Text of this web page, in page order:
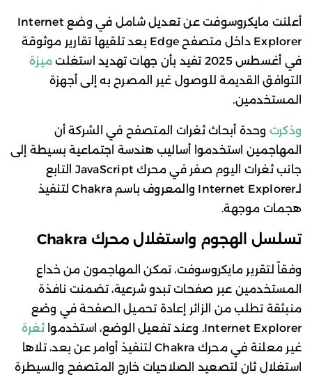
أعلنت مايكروسوفت عن تعديل شامل في وضع Internet
Explorer داخل متصفح Edge بعد تلقيها تقارير موثوقة
في أغسطس 2025 تفيد بأن جهات تهديد استغلت
ميزة
التوافق القديمة للوصول غير المصرح به إلى أجهزة
المستخدمين.
وذكرت وحدة أبحاث ثغرات المتصفح في الشركة أن
المهاجمين استخدموا أساليب هندسة اجتماعية بسيطة إلى
جانب ثغرات اليوم صفر في محرك JavaScript التابع
لـInternet Explorer والمعروف باسم Chakra لتنفيذ
هجمات موجهة.
تسلسل الهجوم واستغلال محرك Chakra
وفقاً لتقرير مايكروسوفت، تمكن المهاجمون من خداع
المستخدمين عبر صفحات تبدو شرعية، تضمنت نافذة
منبثقة تطلب من الزائر إعادة تحميل الصفحة في وضع
Internet Explorer. وعند تفعيل الوضع، استخدموا
ثغرة
غير معلنة في محرك Chakra لتنفيذ أوامر عن بعد، تلاها
استغلال ثانٍ لتصعيد الصلاحيات خارج المتصفح والسيطرة